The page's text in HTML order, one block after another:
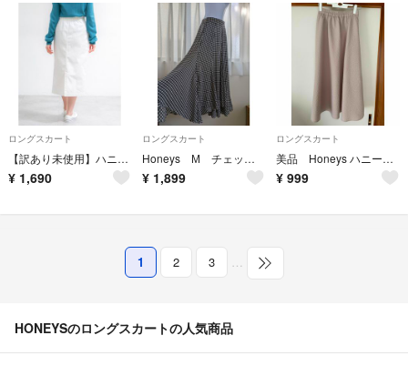
ロングスカート
【訳あり未使用】ハニーズ デニム スカート ロング ホワイト 白 綿100%
¥ 1,690
ロングスカート
Honeys М チェック柄エスカルゴスカート
¥ 1,899
ロングスカート
美品 Honeys ハニーズ フレアロングスカート S
¥ 999
1 2 3 …
HONEYSのロングスカートの人気商品